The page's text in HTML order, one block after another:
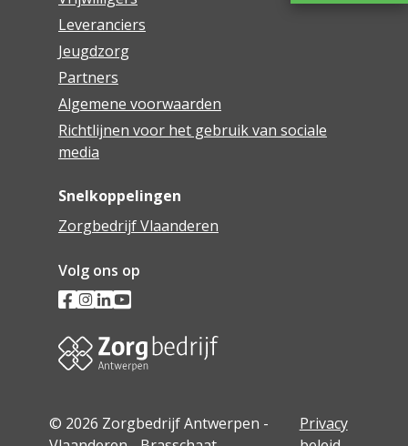
Leveranciers
Jeugdzorg
Partners
Algemene voorwaarden
Richtlijnen voor het gebruik van sociale
media
Snelkoppelingen
Zorgbedrijf Vlaanderen
Volg ons op
© 2026 Zorgbedrijf Antwerpen -
Privacy